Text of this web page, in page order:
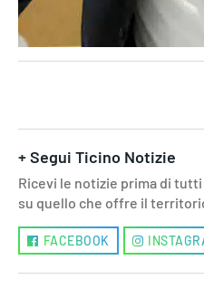
+ Segui Ticino Notizie
Ricevi le notizie prima di
su quello che offre il
FACEBOOK